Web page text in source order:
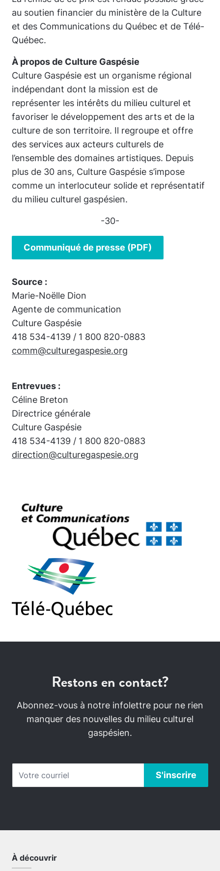
au soutien financier du ministère de la Culture
et des Communications du Québec et de Télé-
Québec.
À propos de Culture Gaspésie
Culture Gaspésie est un organisme régional
indépendant dont la mission est de
représenter les intérêts du milieu culturel et
favoriser le développement des arts et de la
culture de son territoire. Il regroupe et offre
des services aux acteurs culturels de
l’ensemble des domaines artistiques. Depuis
plus de 30 ans, Culture Gaspésie s’impose
comme un interlocuteur solide et représentatif
du milieu culturel gaspésien.
-30-
Communiqué de presse (PDF)
Source :
Marie-Noëlle Dion
Agente de communication
Culture Gaspésie
418 534-4139 / 1 800 820-0883
comm@culturegaspesie.org
Entrevues :
Céline Breton
Directrice générale
Culture Gaspésie
418 534-4139 / 1 800 820-0883
direction@culturegaspesie.org
Restons en contact?
Abonnez-vous à notre infolettre pour ne rien
manquer des nouvelles du milieu culturel
gaspésien.
À découvrir